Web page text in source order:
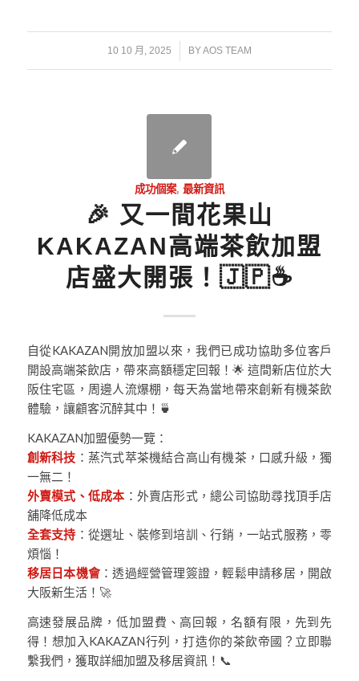
10 10 月, 2025
/ BYAOS TEAM
成功個案, 最新資訊
🎉 又一間花果山
KAKAZAN高端茶飲加盟
店盛大開張！🇯🇵☕
自從KAKAZAN開放加盟以來，我們已成功協助多位客戶
開設高端茶飲店，帶來高額穩定回報！🌟 這間新店位於大
阪住宅區，周邊人流爆棚，每天為當地帶來創新有機茶飲
體驗，讓顧客沉醉其中！🍵
KAKAZAN加盟優勢一覽：
創新科技 ：蒸汽式萃茶機結合高山有機茶，口感升級，獨
一無二！
外賣模式、低成本 ：外賣店形式，總公司協助尋找頂手店
舖降低成本
全套支持 ：從選址、裝修到培訓、行銷，一站式服務，零
煩惱！
移居日本機會 ：透過經營管理簽證，輕鬆申請移居，開啟
大阪新生活！🚀
高速發展品牌，低加盟費、高回報，名額有限，先到先
得！想加入KAKAZAN行列，打造你的茶飲帝國？立即聯
繫我們，獲取詳細加盟及移居資訊！📞